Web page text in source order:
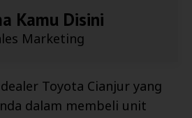
Kamu Disini
Marketing
Toyota Cianjur yang
dalam membeli unit